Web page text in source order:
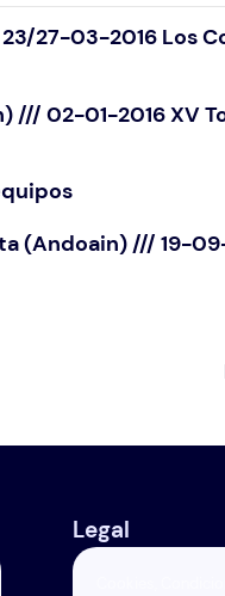
27-03-2016 Los
/// 02-01-2016 XV
(Andoain) /// 19-
Legal